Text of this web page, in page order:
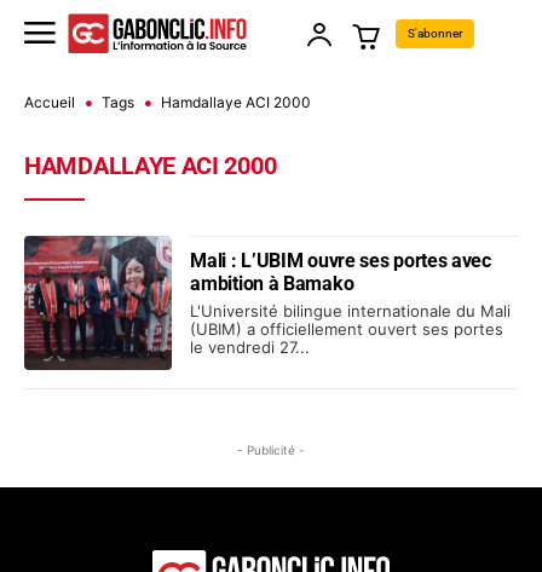
S'abonner
Accueil Tags Hamdallaye ACI 2000
HAMDALLAYE ACI 2000
Mali : L’UBIM ouvre ses portes avec
ambition à Bamako
L'Université bilingue internationale du Mali
(UBIM) a officiellement ouvert ses portes
le vendredi 27...
- Publicité -